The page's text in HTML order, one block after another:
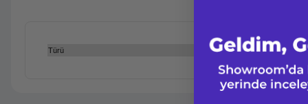
Türü